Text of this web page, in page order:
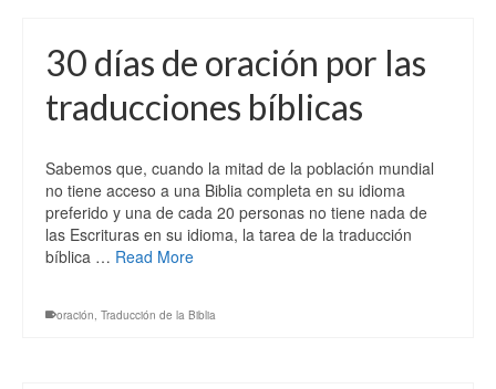
30 días de oración por las
traducciones bíblicas
Sabemos que, cuando la mitad de la población mundial
no tiene acceso a una Biblia completa en su idioma
preferido y una de cada 20 personas no tiene nada de
las Escrituras en su idioma, la tarea de la traducción
bíblica … Read More
oración Traducción de la Biblia